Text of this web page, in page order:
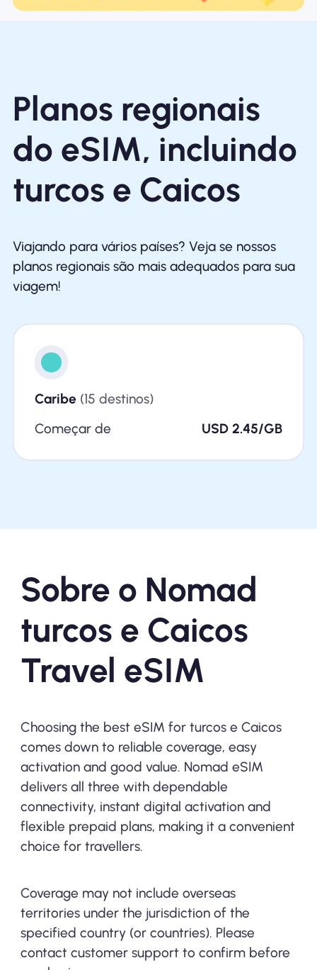
Planos regionais
do eSIM, incluindo
turcos e Caicos
Viajando para vários países? Veja se nossos
planos regionais são mais adequados para sua
viagem!
Caribe (15 destinos)
Começar de
USD 2.45/GB
Sobre o Nomad
turcos e Caicos
Travel eSIM
Choosing the best eSIM for turcos e Caicos
comes down to reliable coverage, easy
activation and good value. Nomad eSIM
delivers all three with dependable
connectivity, instant digital activation and
flexible prepaid plans, making it a convenient
choice for travellers.
Coverage may not include overseas
territories under the jurisdiction of the
specified country (or countries). Please
contact customer support to confirm before